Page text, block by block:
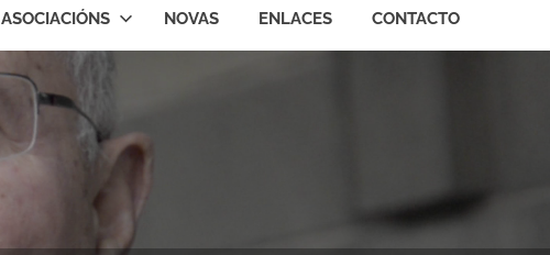
ASOCIACIÓNS NOVAS ENLACES CONTACTO